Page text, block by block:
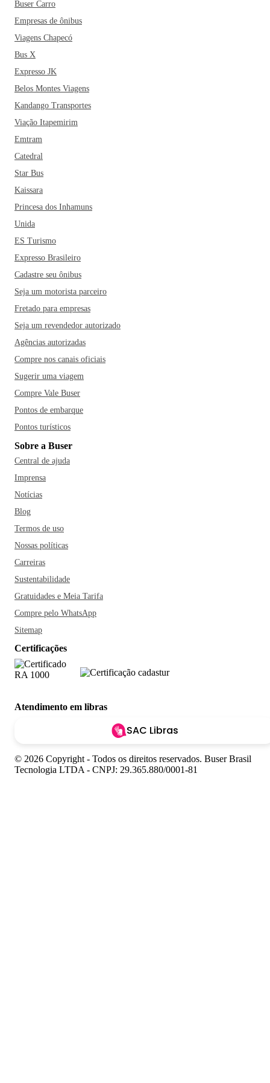
esperando o quê? Bauru tá te chamando!
Buser Carro
Empresas de ônibus
Viagens Chapecó
Bus X
Expresso JK
Belos Montes Viagens
Kandango Transportes
Viação Itapemirim
Emtram
Catedral
Star Bus
Kaissara
Princesa dos Inhamuns
Unida
ES Turismo
Expresso Brasileiro
Cadastre seu ônibus
Seja um motorista parceiro
Fretado para empresas
Seja um revendedor autorizado
Agências autorizadas
Compre nos canais oficiais
Sugerir uma viagem
Compre Vale Buser
Pontos de embarque
Pontos turísticos
Sobre a Buser
Central de ajuda
Imprensa
Notícias
Blog
Termos de uso
Nossas políticas
Carreiras
Sustentabilidade
Gratuidades e Meia Tarifa
Compre pelo WhatsApp
Sitemap
Certificações
Atendimento em libras
SAC Libras
© 2026 Copyright - Todos os direitos reservados. Buser Brasil
Tecnologia LTDA - CNPJ: 29.365.880/0001-81